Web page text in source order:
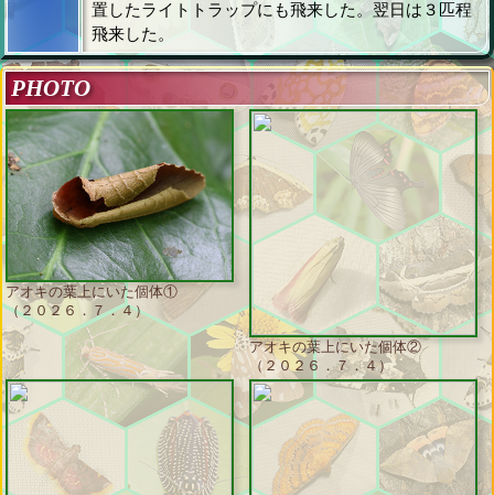
置したライトトラップにも飛来した。翌日は３匹程
飛来した。
PHOTO
アオキの葉上にいた個体①
（２０２６．７．４）
アオキの葉上にいた個体②
（２０２６．７．４）